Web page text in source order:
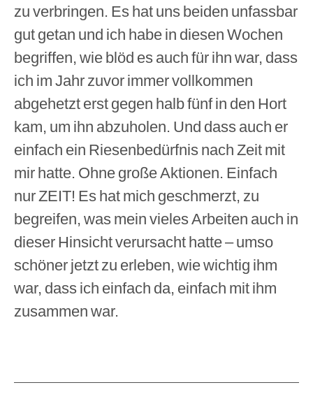
zu verbringen. Es hat uns beiden unfassbar
gut getan und ich habe in diesen Wochen
begriffen, wie blöd es auch für ihn war, dass
ich im Jahr zuvor immer vollkommen
abgehetzt erst gegen halb fünf in den Hort
kam, um ihn abzuholen. Und dass auch er
einfach ein Riesenbedürfnis nach Zeit mit
mir hatte. Ohne große Aktionen. Einfach
nur ZEIT! Es hat mich geschmerzt, zu
begreifen, was mein vieles Arbeiten auch in
dieser Hinsicht verursacht hatte – umso
schöner jetzt zu erleben, wie wichtig ihm
war, dass ich einfach da, einfach mit ihm
zusammen war.